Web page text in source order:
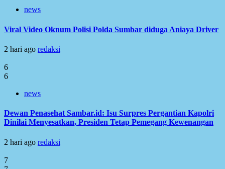
news
Viral Video Oknum Polisi Polda Sumbar diduga Aniaya Driver
2 hari ago redaksi
6
6
news
Dewan Penasehat Sambar.id: Isu Surpres Pergantian Kapolri
Dinilai Menyesatkan, Presiden Tetap Pemegang Kewenangan
2 hari ago redaksi
7